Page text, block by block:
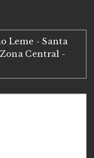
Leme - Santa
Central -